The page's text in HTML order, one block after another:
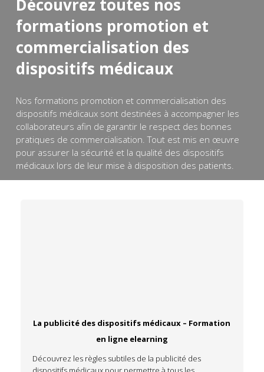
Découvrez toutes nos
formations promotion et
commercialisation des
dispositifs médicaux
Nos formations promotion et commercialisation des
dispositifs médicaux sont destinées à accompagner les
collaborateurs afin de garantir le respect des bonnes
pratiques de commercialisation. Tout est mis en œuvre
pour assurer la sécurité et la qualité des dispositifs
médicaux lors de leur mise à disposition des patients.
La publicité des dispositifs médicaux – Formation
en ligne elearning
Découvrez les règles subtiles de la publicité des